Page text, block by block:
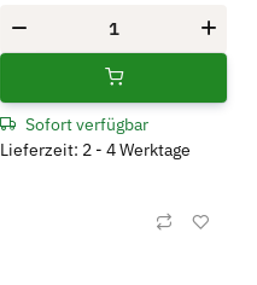
Sofort verfügbar
Lieferzeit: 2 - 4 Werktage